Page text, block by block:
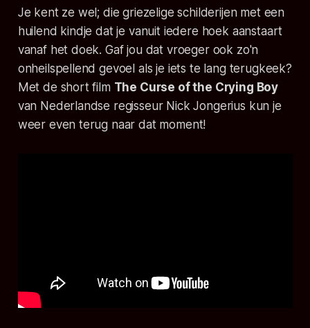
Je kent ze wel; die griezelige schilderijen met een
huilend kindje dat je vanuit iedere hoek aanstaart
vanaf het doek. Gaf jou dat vroeger ook zo'n
onheilspellend gevoel als je iets te lang terugkeek?
Met de short film The Curse of the Crying Boy
van Nederlandse regisseur Nick Jongerius kun je
weer even terug naar dat moment!